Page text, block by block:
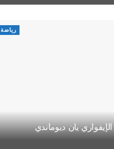
رياضة
يان ديوماندي